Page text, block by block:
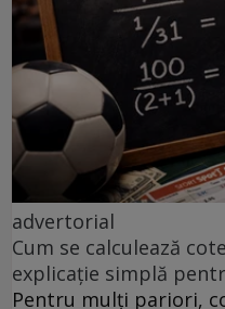
advertorial
Cum se calculează
explicație simplă
Pentru mulți pariori,